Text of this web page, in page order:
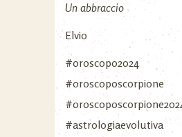
Un abbraccio
Elvio
#oroscopo2024
#oroscoposcorpione
#astrologiaevolutiva